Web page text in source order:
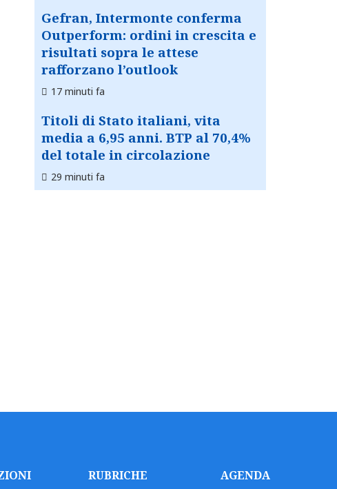
Gefran, Intermonte conferma
Outperform: ordini in crescita e
risultati sopra le attese
rafforzano l’outlook
17 minuti fa
Titoli di Stato italiani, vita
media a 6,95 anni. BTP al 70,4%
del totale in circolazione
29 minuti fa
RUBRICHE
AGENDA